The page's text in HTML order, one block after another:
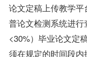
论文定稿上传教学
普论文检测系统进
<30%）毕业论文定
须在规定的时间段